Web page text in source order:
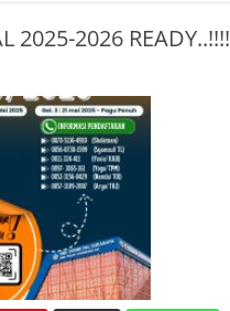
2025-2026 READY..!!!!